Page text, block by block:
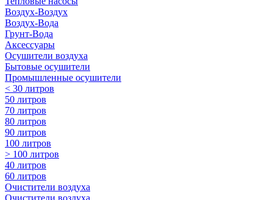
Воздух-Воздух
Воздух-Вода
Грунт-Вода
Аксессуары
Осушители воздуха
Бытовые осушители
Промышленные осушители
< 30 литров
50 литров
70 литров
80 литров
90 литров
100 литров
> 100 литров
40 литров
60 литров
Очистители воздуха
Очистители воздуха